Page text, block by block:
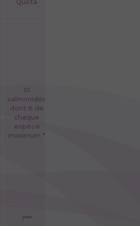
10
salmonidés
dont 6 de
chaque
espèce
maximum *
1***